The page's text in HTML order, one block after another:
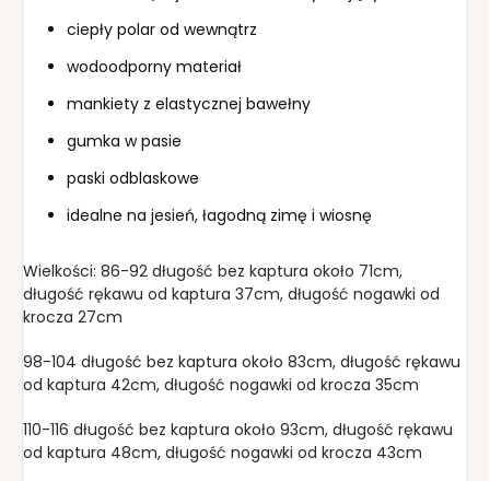
ciepły polar od wewnątrz
wodoodporny materiał
mankiety z elastycznej bawełny
gumka w pasie
paski odblaskowe
idealne na jesień, łagodną zimę i wiosnę
Wielkości: 86-92 długość bez kaptura około 71cm,
długość rękawu od kaptura 37cm, długość nogawki od
krocza 27cm
98-104 długość bez kaptura około 83cm, długość rękawu
od kaptura 42cm, długość nogawki od krocza 35cm
110-116 długość bez kaptura około 93cm, długość rękawu
od kaptura 48cm, długość nogawki od krocza 43cm